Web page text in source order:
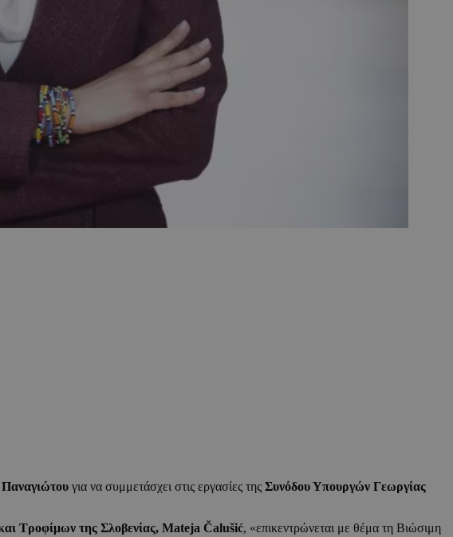
για να συμμετάσχει στις εργασίες της Συνόδου Υπουργών Γεωργίας
Τροφίμων της Σλοβενίας, Mateja Čalušić, «επικεντρώνεται με θέμα τη Βιώσιμη